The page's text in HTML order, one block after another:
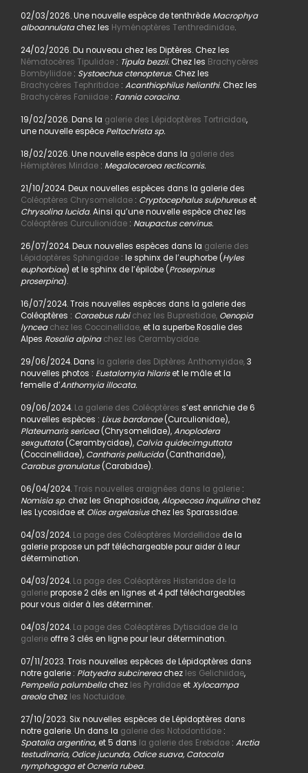
02/03/2026. Une nouvelle espèce de tenthrède Macrophya
alboannulatachez les Hyménoptères Tenthredinidae.
24/02/2026. Du nouveau chez les Diptères. Chez les
Nématocères Tipulidae: Tipula bezzii. Chez les Brachycères
Bombyliidae: Systoechus ctenopterus. Chez les
Brachycères Tephritidae: Acanthiophilus helianthi. Chez les
Brachycères Faniidae: Fannia coracina.
19/02/2026. Dans la galerie des Lépidoptères Tortricidae,
une nouvelle espèce Peltochrista sp.
18/02/2026. Une nouvelle espèce dans la galerie des
Hémiptères Miridae: Megaloceroea recticornis.
21/10/2024. Deux nouvelles espèces dans la galerie des
Coléoptères Chrysomelidae: Cryptocephalus sulphureuset
Chrysolina lucida. Ainsi qu’une nouvelle espèce chez les
Coléoptères Curculionidae : Naupactus cervinus.
26/07/2024. Deux nouvelles espèces dans la galerie des
Lépidoptères Sphingidae: le sphinx de l’euphorbe (Hyles
euphorbiae) et le sphinx de l’épilobe (Proserpinus
proserpina).
16/07/2024. Trois nouvelles espèces dans la galerie des
Coléoptères : Coraebus rubi chez les Buprestidae, Oenopia
lyncea chez les Coccinellidae,et la superbe Rosalie des
Alpes Rosalia alpina chez les Cerambycidae.
29/06/2024. Dans la galerie des Diptères Anthomyidae,3
nouvelles photos : Eustalomyia hilariset le mâle et la
femelle d’Anthomyia illocata.
09/06/2024.La galerie des Coléoptères s’est enrichie de 6
nouvelles espèces : Lixus bardanae(Curculionidae),
Plateumaris sericea(Chrysomelidae),Anoplodera
sexguttata(Cerambycidae), Calvia quidecimguttata
(Coccinellidae), Cantharis pellucida(Cantharidae),
Carabus granulatus(Carabidae).
06/04/2024.Trois nouvelles araignées dans la galerie:
Nomisia sp. chez les Gnaphosidae,Alopecosa inquilinachez
les Lycosidae et Olios argelasiuschez les Sparassidae.
04/03/2024. La page des Coléoptères Mordellidaede la
galerie propose un pdf téléchargeable pour aider à leur
détermination.
04/03/2024. La page des Coléoptères Histeridae de la
galeriepropose 2 clés en lignes et 4 pdf téléchargeables
pour vous aider à les déterminer.
04/03/2024. La page des Coléoptères Dytiscidae de la
galerieoffre 3 clés en ligne pour leur détermination.
07/11/2023. Trois nouvelles espèces de Lépidoptères dans
notre galerie : Platyedra subcinereachez les Gelichiidae,
Pempelia palumbellachez les PyralidaeetXylocampa
areolachez les Noctuidae.
27/10/2023. Six nouvelles espèces de Lépidoptères dans
notre galerie. Un dans la galerie des Notodontidae:
Spatalia argentina, et 5 dans la galerie des Erebidae: Arctia
testudinaria, Odice jucunda, Odice suava, Catocala
nymphogoga et Ocneria rubea.